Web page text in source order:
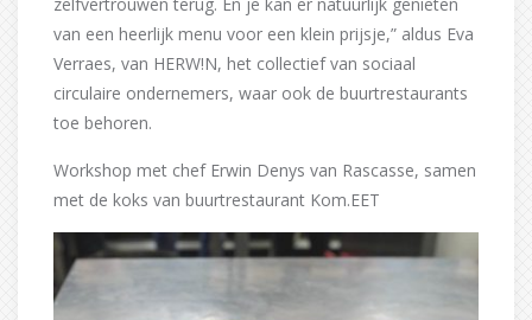
van een heerlijk menu voor een klein prijsje,” aldus Eva
Verraes, van HERW!N, het collectief van sociaal
circulaire ondernemers, waar ook de buurtrestaurants
toe behoren.
Workshop met chef Erwin Denys van Rascasse, samen
met de koks van buurtrestaurant Kom.EET